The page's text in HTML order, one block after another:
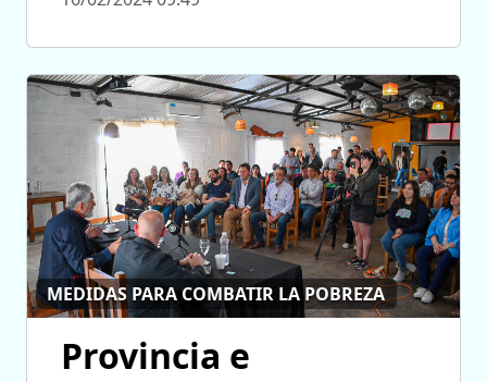
MEDIDAS PARA COMBATIR LA POBREZA
Provincia e